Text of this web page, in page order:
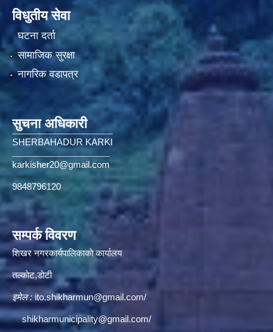
विधुतीय सेवा
घटना दर्ता
सामाजिक सुरक्षा
नागरिक वडापत्र
सुचना अधिकारी
SHERBAHADUR KARKI
karkisher20@gmail.com
9848796120
सम्पर्क विवरण
शिखर नगरकार्यपालिकाकाे कार्यालय
तल्काेट,डाेटी
इमेल :ito.shikharmun@gmail.com/
shikharmunicipality@gmail.com/